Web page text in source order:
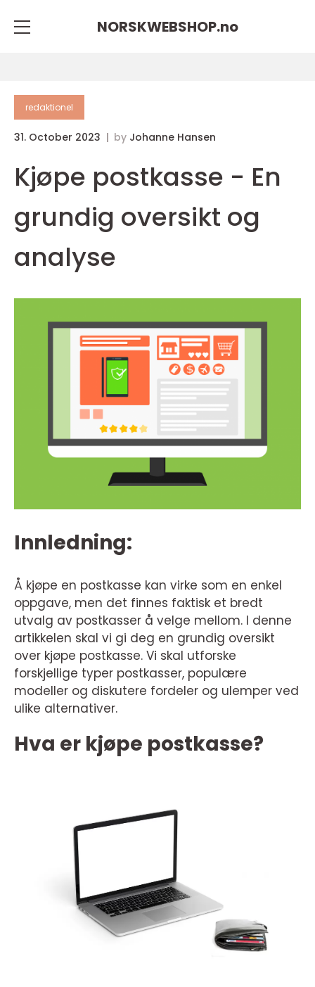
NORSKWEBSHOP.no
redaktionel
31. October 2023 by Johanne Hansen
Kjøpe postkasse - En
grundig oversikt og
analyse
Innledning:
Å kjøpe en postkasse kan virke som en enkel
oppgave, men det finnes faktisk et bredt
utvalg av postkasser å velge mellom. I denne
artikkelen skal vi gi deg en grundig oversikt
over kjøpe postkasse. Vi skal utforske
forskjellige typer postkasser, populære
modeller og diskutere fordeler og ulemper ved
ulike alternativer.
Hva er kjøpe postkasse?